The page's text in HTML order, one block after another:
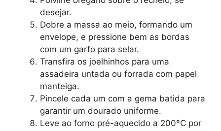
desejar.
Dobre a massa ao meio, formando um
envelope, e pressione bem as bordas
com um garfo para selar.
Transfira os joelhinhos para uma
assadeira untada ou forrada com papel
manteiga.
Pincele cada um com a gema batida para
garantir um dourado uniforme.
Leve ao forno pré-aquecido a 200°C por